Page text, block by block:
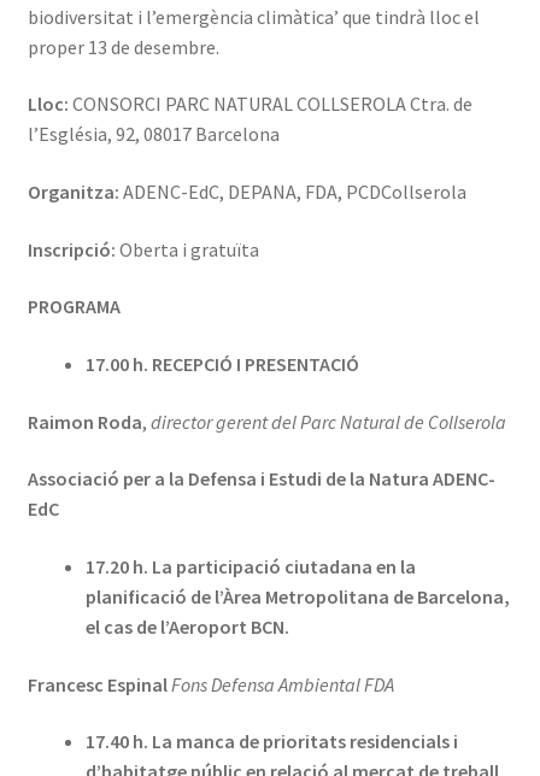
biodiversitat i l’emergència climàtica’ que tindrà lloc el
proper 13 de desembre.
Lloc: CONSORCI PARC NATURAL COLLSEROLA Ctra. de
l’Església, 92, 08017 Barcelona
Organitza: ADENC-EdC, DEPANA, FDA, PCDCollserola
Inscripció: Oberta i gratuïta
PROGRAMA
17.00 h. RECEPCIÓ I PRESENTACIÓ
Raimon Roda, directorgerent del Parc Natural de Collserola
Associació per a la Defensa i Estudi de la Natura ADENC-
EdC
17.20 h. La participació ciutadana en la
planificació de l’Àrea Metropolitana de Barcelona,
el cas de l’Aeroport BCN.
Francesc Espinal Fons Defensa Ambiental FDA
17.40 h. La manca de prioritats residencials i